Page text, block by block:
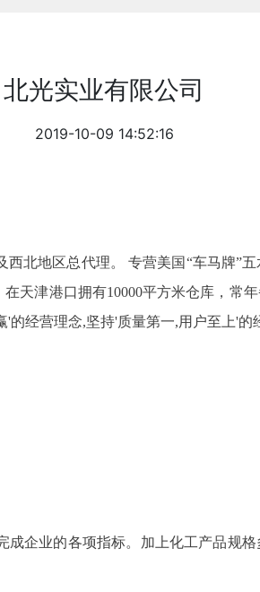
北光实业有限公司
2019-10-09 14:52:16
北地区总代理。 专营美国“车马牌”
天津港口拥有10000平方米仓库，
经营理念,坚持'质量第一,用户至上'的
企业的各项指标。加上化工产品规